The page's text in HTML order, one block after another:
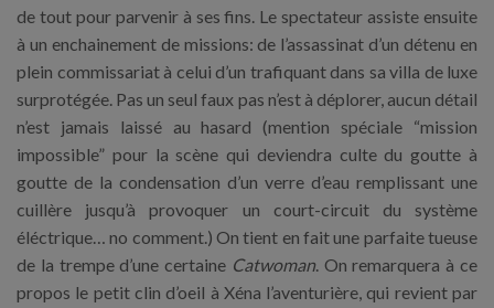
de tout pour parvenir à ses fins. Le spectateur assiste ensuite
à un enchainement de missions: de l’assassinat d’un détenu en
plein commissariat à celui d’un trafiquant dans sa villa de luxe
surprotégée. Pas un seul faux pas n’est à déplorer, aucun détail
n’est jamais laissé au hasard (mention spéciale “mission
impossible” pour la scène qui deviendra culte du goutte à
goutte de la condensation d’un verre d’eau remplissant une
cuillère jusqu’à provoquer un court-circuit du système
éléctrique… no comment.) On tient en fait une parfaite tueuse
de la trempe d’une certaine Catwoman. On remarquera à ce
propos le petit clin d’oeil à Xéna l’aventurière, qui revient par